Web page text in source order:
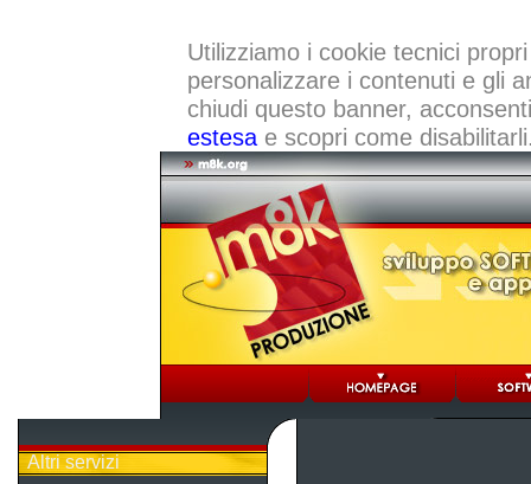
Utilizziamo i cookie tecnici
personalizzare i contenuti e gli
chiudi questo banner,
estesae scopri come
Altri servizi